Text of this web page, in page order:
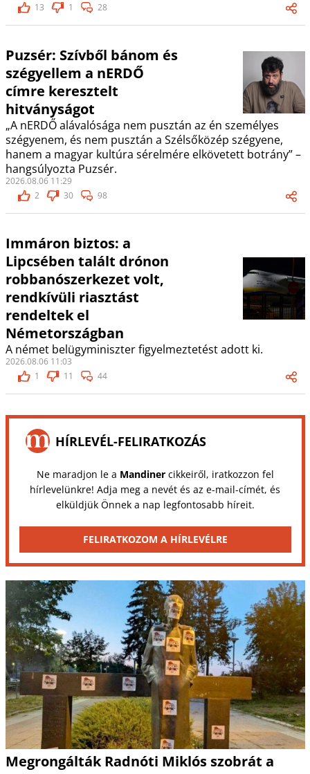
13
1 28
Puzsér: Szívből bánom és
szégyellem a nERDŐ
címre keresztelt
hitványságot
„A nERDŐ alávalósága nem pusztán az én személyes
szégyenem, és nem pusztán a Szélsőközép szégyene,
hanem a magyar kultúra sérelmére elkövetett botrány” –
hangsúlyozta Puzsér.
2026.08.06 11:29
2
30 98
Immáron biztos: a
Lipcsében talált drónon
robbanószerkezet volt,
rendkívüli riasztást
rendeltek el
Németországban
A német belügyminiszter figyelmeztetést adott ki.
2026.08.06 11:03
1
11 44
HÍRLEVÉL-FELIRATKOZÁS
Ne maradjon le a Mandinercikkeiről, iratkozzon fel
hírlevelünkre! Adja meg a nevét és az e-mail-címét, és
elküldjük Önnek a nap legfontosabb híreit.
FELIRATKOZOM A HÍRLEVÉLRE
Megrongálták Radnóti Miklós szobrát a